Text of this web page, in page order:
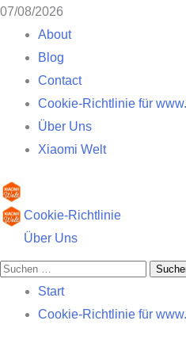
Zum
Inhalt
springen
07/08/2026
About
Blog
Contact
Cookie-Richtlinie für
Über Uns
Xiaomi Welt
Primäres
Menü
Cookie-Richtlinie
Über Uns
Suchen
nach:
Start
Cookie-Richtlinie für